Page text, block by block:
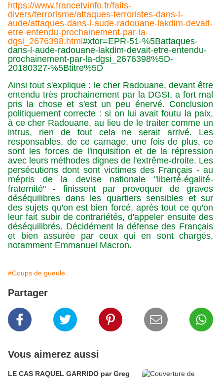
https://www.francetvinfo.fr/faits-
divers/terrorisme/attaques-terroristes-dans-l-
aude/attaques-dans-l-aude-radouane-lakdim-devait-
etre-entendu-prochainement-par-la-
dgsi_2676398.html #xtor=EPR-51-%5Battaques-
dans-l-aude-radouane-lakdim-devait-etre-entendu-
prochainement-par-la-dgsi_2676398%5D-
20180327-%5Btitre%5D
Ainsi tout s'explique : le cher Radouane, devant être
entendu très prochainement par la DGSI, a fort mal
pris la chose et s'est un peu énervé. Conclusion
politiquement correcte : si on lui avait foutu la paix,
à ce cher Radouane, au lieu de le traiter comme un
intrus, rien de tout cela ne serait arrivé. Les
responsables, de ce carnage, une fois de plus, ce
sont les forces de l'inquisition et de la répression
avec leurs méthodes dignes de l'extrême-droite. Les
persécutions dont sont victimes des Français - au
mépris de la devise nationale "liberté-égalité-
fraternité" - finissent par provoquer de graves
déséquilibres dans les quartiers sensibles et sur
des sujets qu'on est bien forcé, après tout ce qu'on
leur fait subir de contrariétés, d'appeler ensuite des
déséquilibrés. Décidément la défense des Français
et bien assurée par ceux qui en sont chargés,
notamment Emmanuel Macron.
#Coups de gueule.
Partager
Vous aimerez aussi
LE CAS RAQUEL GARRIDO par Greg